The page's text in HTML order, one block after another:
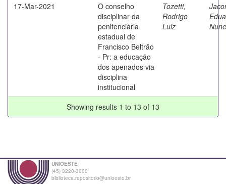
17-Mar-2021
O conselho
disciplinar da
penitenciária
estadual de
Francisco Beltrão
- Pr: a educação
dos apenados via
disciplina
institucional
Tozetti,
Rodrigo
Luiz
Showing results 1 to 13 of 13
UNIOESTE
(45) 3220-3000
biblioteca.repositorio@unioeste.br